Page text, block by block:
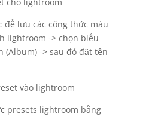
để lưu các công thức màu
lightroom -> chọn biểu
(Album) -> sau đó đặt tên
presets lightroom bằng